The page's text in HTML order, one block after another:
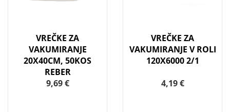
VREČKE ZA
VAKUMIRANJE
20X40CM, 50KOS
REBER
9,69 €
VREČKE ZA
VAKUMIRANJE V ROLI
120X6000 2/1
4,19 €